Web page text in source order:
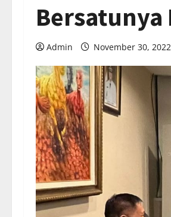
Bersatunya
Admin November 30, 2022